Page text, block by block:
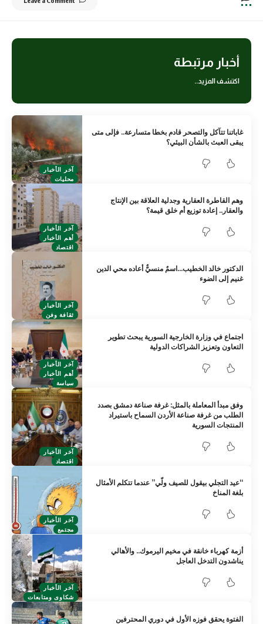
أخبار مرتبطة
اكتشف المزيد..
آخر الأخبار
محليات
غاباتنا تتآكل والتصحر قادم بخطا متسارعة.. فإلى متى
يبقى العبث بالشأن البيئي؟
آخر الأخبار
أهم الأخبار
اقتصاد
وهم القاطرة العقارية وجدلية العلاقة بين الإنتاج
والعقار.. إعادة توزيع أم خلق قيمة؟
آخر الأخبار
ثقافة وفن
الدكتور خالد الخطيب…اسمٌ منسيٌّ أعاده محي الدين
غنيم إلى الضوء
آخر الأخبار
أهم الأخبار
سياسة
اجتماع في وزارة الخارجية السورية يبحث تطوير
التعاون وتعزيز الشراكات الدولية
آخر الأخبار
اقتصاد
وفق مبدأ المعاملة بالمثل: غرفة صناعة دمشق بصدد
الطلب من غرفة صناعة الأردن السماح باستيراد
المنتجات السورية
آخر الأخبار
مجتمع
“عيد التجلي بيقول للصيف ولّي” عندما تتكلم الأمثال
بلغة المناخ
آخر الأخبار
شكاوى ومتابعات
أزمة كهرباء خانقة في مخيم اليرموك.. والأهالي
يناشدون التدخل العاجل
الفتوة يحقق فوزه الأول في دوري المحترفين